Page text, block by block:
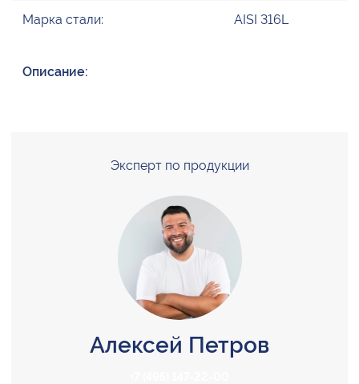
Марка стали: AISI 316L
Описание:
Эксперт по продукции
Алексей Петров